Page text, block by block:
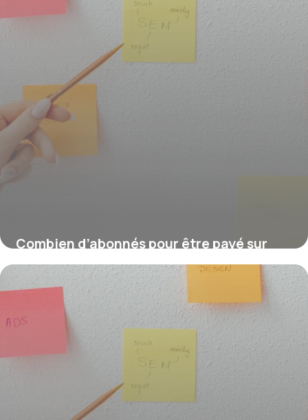
Combien d’abonnés pour être payé sur
YouTube ?
16 juillet 2026